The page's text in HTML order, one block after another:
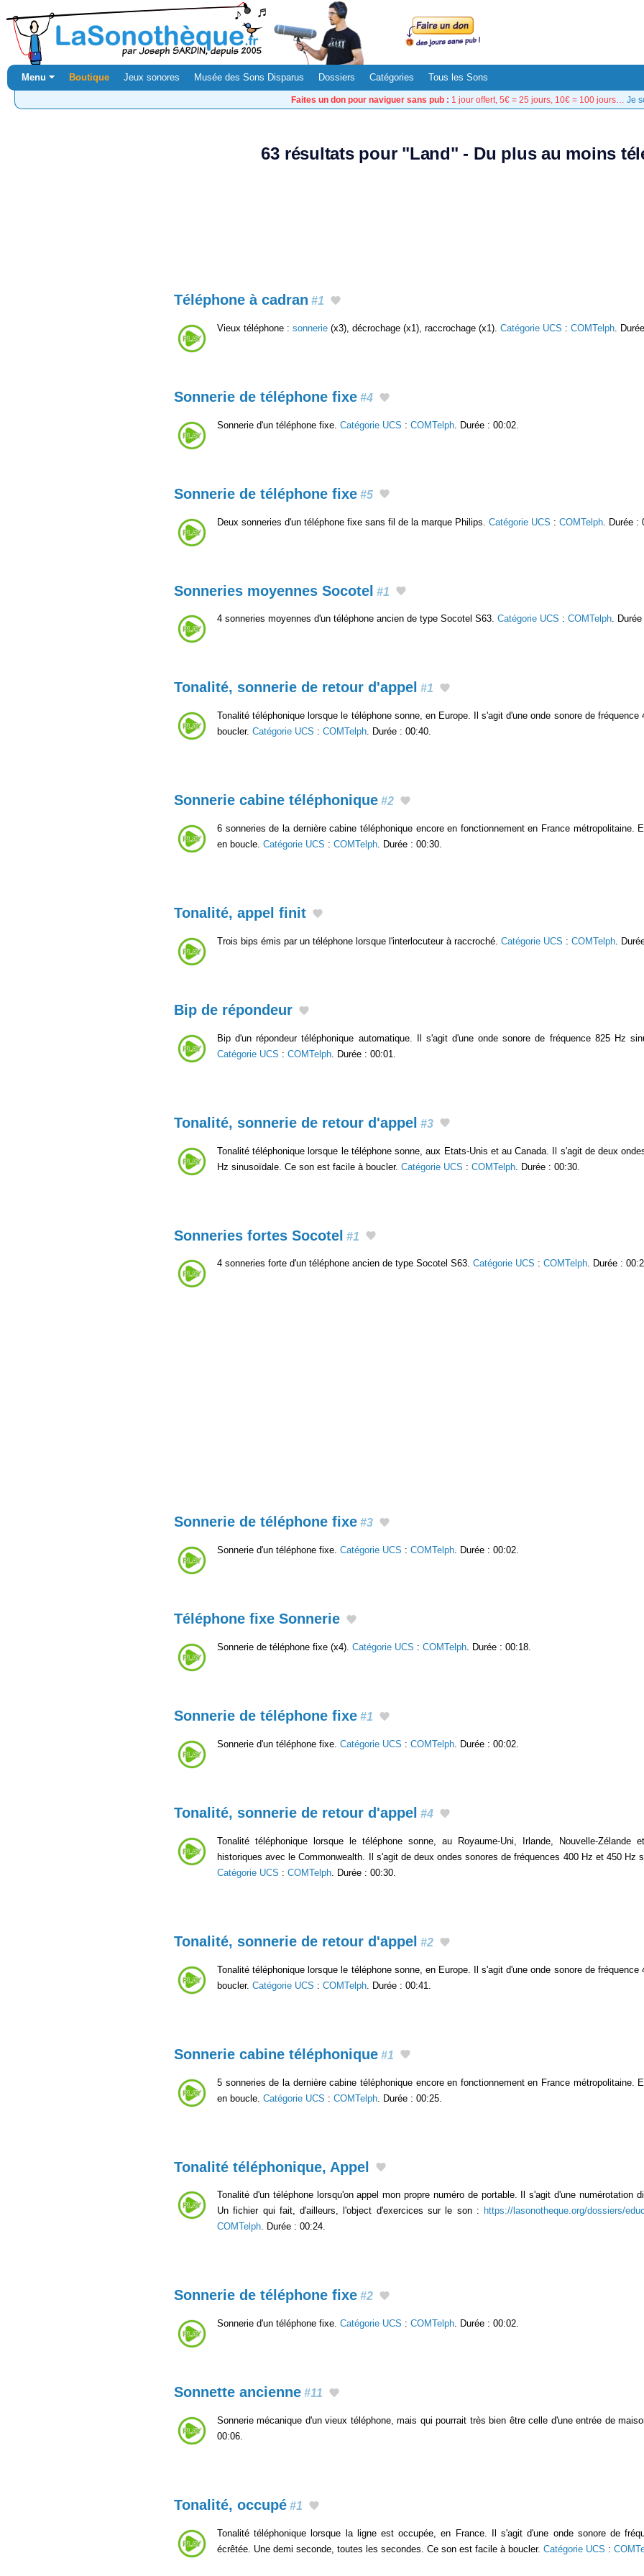
Menu ⏷ Boutique Jeux sonores Musée des Sons Disparus Dossiers Catégories Tous les Sons
Faites un don pour naviguer sans pub : 1 jour offert, 5€ = 25 jours, 10€ = 100 jours… Je
63 résultats pour "Land" - Du plus au moins
Téléphone à cadran #1
Vieux téléphone : sonnerie (x3), décrochage (x1), raccrochage (x1). Catégorie UCS : COMTelph .
Sonnerie de téléphone fixe #4
Sonnerie d'un téléphone fixe. Catégorie UCS : COMTelph . Durée : 00:02.
Sonnerie de téléphone fixe #5
Deux sonneries d'un téléphone fixe sans fil de la marque Philips. Catégorie UCS : COMTelph . Durée :
Sonneries moyennes Socotel #1
4 sonneries moyennes d'un téléphone ancien de type Socotel S63. Catégorie UCS : COMTelph.
Tonalité, sonnerie de retour d'appel #1
Tonalité téléphonique lorsque le téléphone sonne, en Europe. Il s'agit d'une onde sonore de
boucler. Catégorie UCS : COMTelph. Durée : 00:40.
Sonnerie cabine téléphonique #2
6 sonneries de la dernière cabine téléphonique encore en fonctionnement en France métropolitaine.
en boucle. Catégorie UCS : COMTelph. Durée : 00:30.
Tonalité, appel finit
Trois bips émis par un téléphone lorsque l'interlocuteur à raccroché. Catégorie UCS : COMTelph .
Bip de répondeur
Bip d'un répondeur téléphonique automatique. Il s'agit d'une onde sonore de fréquence 825 Hz
Catégorie UCS : COMTelph . Durée : 00:01.
Tonalité, sonnerie de retour d'appel #3
Tonalité téléphonique lorsque le téléphone sonne, aux Etats-Unis et au Canada. Il s'agit de deux
Hz sinusoïdale. Ce son est facile à boucler. Catégorie UCS : COMTelph . Durée : 00:30.
Sonneries fortes Socotel #1
4 sonneries forte d'un téléphone ancien de type Socotel S63. Catégorie UCS : COMTelph. Durée :
Sonnerie de téléphone fixe #3
Sonnerie d'un téléphone fixe. Catégorie UCS : COMTelph. Durée : 00:02.
Téléphone fixe Sonnerie
Sonnerie de téléphone fixe (x4). Catégorie UCS : COMTelph. Durée : 00:18.
Sonnerie de téléphone fixe #1
Sonnerie d'un téléphone fixe. Catégorie UCS : COMTelph . Durée : 00:02.
Tonalité, sonnerie de retour d'appel #4
Tonalité téléphonique lorsque le téléphone sonne, au Royaume-Uni, Irlande, Nouvelle-
historiques avec le Commonwealth. Il s'agit de deux ondes sonores de fréquences 400 Hz et 450 Hz
Catégorie UCS : COMTelph . Durée : 00:30.
Tonalité, sonnerie de retour d'appel #2
Tonalité téléphonique lorsque le téléphone sonne, en Europe. Il s'agit d'une onde sonore de
boucler. Catégorie UCS : COMTelph . Durée : 00:41.
Sonnerie cabine téléphonique #1
5 sonneries de la dernière cabine téléphonique encore en fonctionnement en France métropolitaine.
en boucle. Catégorie UCS : COMTelph . Durée : 00:25.
Tonalité téléphonique, Appel
Tonalité d'un téléphone lorsqu'on appel mon propre numéro de portable. Il s'agit d'une numérotation
Un fichier qui fait, d'ailleurs, l'object d'exercices sur le son : https://lasonotheque.org/dossiers/
COMTelph. Durée : 00:24.
Sonnerie de téléphone fixe #2
Sonnerie d'un téléphone fixe. Catégorie UCS : COMTelph. Durée : 00:02.
Sonnette ancienne #11
Sonnerie mécanique d'un vieux téléphone, mais qui pourrait très bien être celle d'une entrée de
00:06.
Tonalité, occupé #1
Tonalité téléphonique lorsque la ligne est occupée, en France. Il s'agit d'une onde sonore de
écrêtée. Une demi seconde, toutes les secondes. Ce son est facile à boucler. Catégorie UCS :